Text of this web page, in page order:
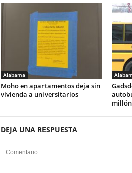
Alabama
Moho en apartamentos deja sin
vivienda a universitarios
millón
DEJA UNA RESPUESTA